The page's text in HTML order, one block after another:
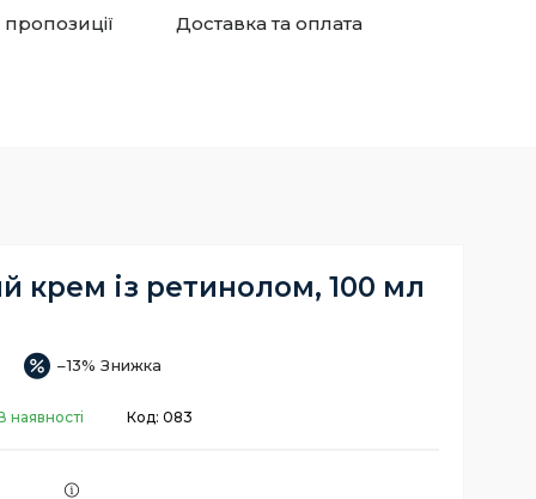
пропозиції Доставка та оплата
крем із ретинолом, 100 мл
–13%
наявності Код: 083